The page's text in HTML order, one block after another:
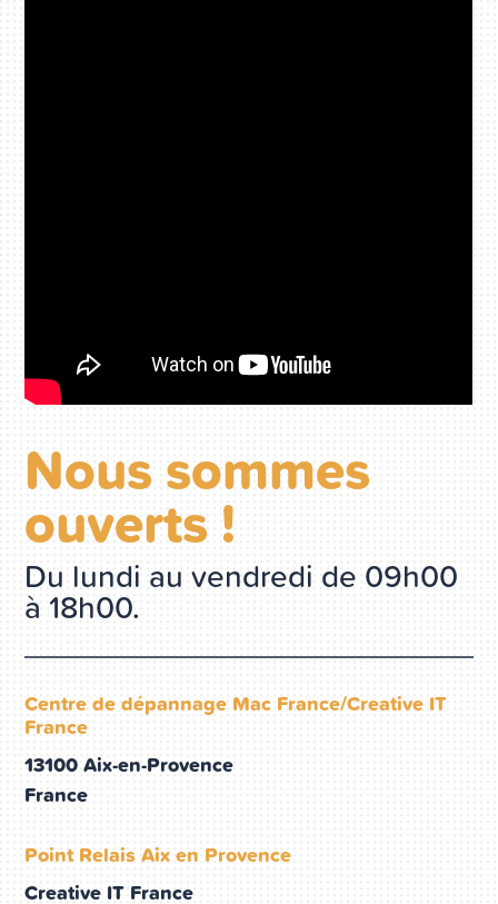
Nous sommes
ouverts !
Du lundi au vendredi de 09h00
à 18h00.
Centre de dépannage Mac France/Creative IT
France
13100 Aix-en-Provence
France
Point Relais Aix en Provence
Creative IT France